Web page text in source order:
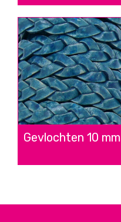
Gevlochten 10 mm